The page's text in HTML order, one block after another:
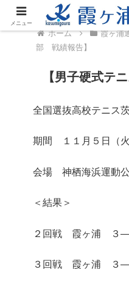
ホーム 霞ヶ浦
部 戦績報告】
【男子硬式テ
全国選抜高校テニス
期間 １１月５日（火
会場 神栖海浜運動
＜結果＞
２回戦 霞ヶ浦 ３
３回戦 霞ヶ浦 ３
メニュー